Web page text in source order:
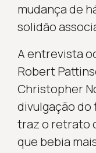
mudança de
solidão
A entrevista
Robert
Christopher
divulgação do
traz o retrato
que bebia